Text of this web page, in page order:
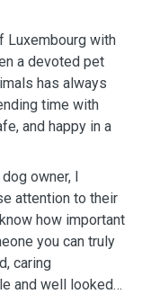
Luxembourg with
a devoted pet
has always
time with
and happy in a
owner, I
attention to their
how important
you can truly
caring
and well looked